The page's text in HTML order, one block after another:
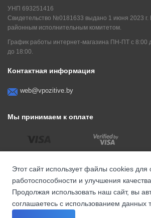
Мы принимаем к оплате
Контактная информация
web@vpozitive.by
УНП 693251416
Свидетельство №0181633 выдано 1 июня 2023 г.
районным исполнительным комитетом.
График работы интернет-магазина ПН-ПТ с 8:00
до 18:00.
Этот сайт использует файлы cookies для
работоспособности и улучшения
Продолжая использовать наш сайт, вы
соглашаетесь с использованием данных